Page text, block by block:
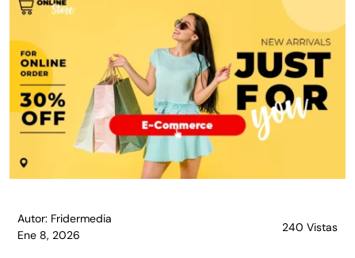
Autor: Fridermedia
Ene 8, 2026
240 Vistas